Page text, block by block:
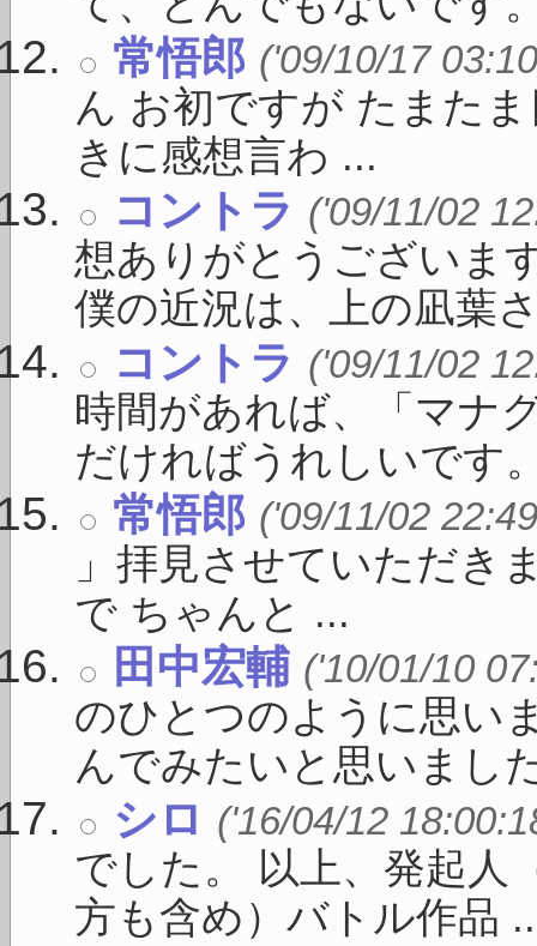
常悟郎 ('09/10/17
ん お初ですが たまた
きに感想言わ ...
コントラ ('09/11/02
想ありがとうございま
僕の近況は、上の凪葉
コントラ ('09/11/02
時間があれば、「マナ
だければうれしいです
常悟郎 ('09/11/02
」拝見させていただき
で ちゃんと ...
田中宏輔 ('10/01/10
のひとつのように思い
んでみたいと思いまし
シロ ('16/04/12
でした。 以上、発起人
方も含め）バトル作品